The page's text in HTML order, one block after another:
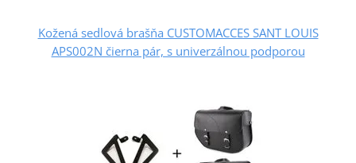
Kožená sedlová brašňa CUSTOMACCES SANT LOUIS
APS002N čierna pár, s univerzálnou podporou